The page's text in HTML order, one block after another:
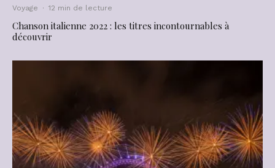
Voyage · 12 min de lecture
Chanson italienne 2022 : les titres incontournables à
découvrir